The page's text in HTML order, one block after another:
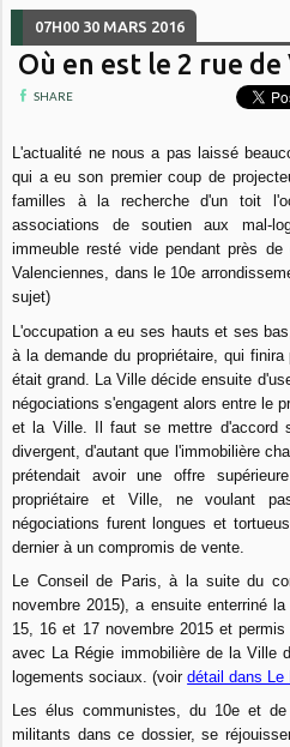
07H00 30 MARS 2016
Où en est le 2 rue de
SHARE
L'actualité ne nous a pas laissé
qui a eu son premier coup de
familles à la recherche d'un toit
associations de soutien aux mal-
immeuble resté vide pendant près
Valenciennes, dans le 10e
sujet)
L'occupation a eu ses hauts et ses
à la demande du propriétaire, qui
était grand. La Ville décide ensuite
négociations s'engagent alors entre le
et la Ville. Il faut se mettre d'accord
divergent, d'autant que l'immobilière
prétendait avoir une offre
propriétaire et Ville, ne voulant
négociations furent longues et
dernier à un compromis de vente.
Le Conseil de Paris, à la suite du
novembre 2015), a ensuite enterriné
15, 16 et 17 novembre 2015 et
avec La Régie immobilière de la Ville
logements sociaux. (voirdétail dans Le
Les élus communistes, du 10e et
militants dans ce dossier, se